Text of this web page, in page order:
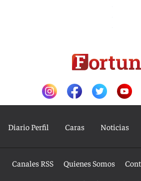
Diario Perfil Caras Noticias
Canales RSS Quienes Somos